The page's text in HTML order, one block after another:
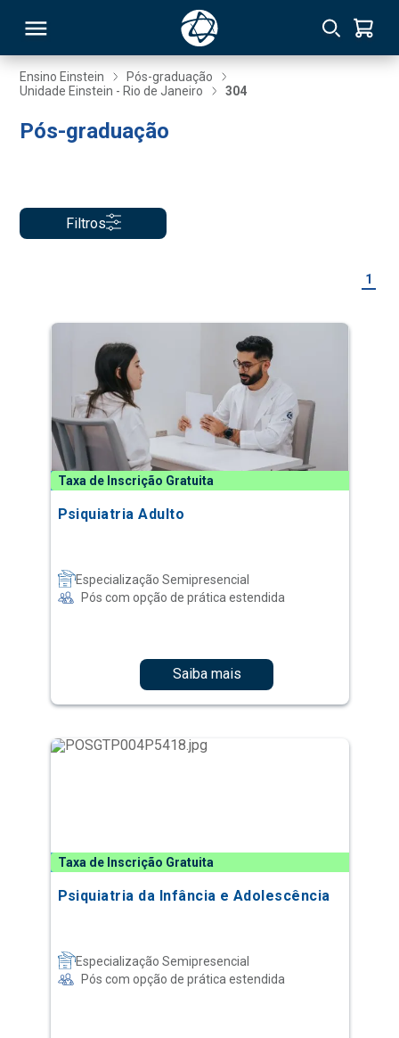
Ensino Einstein
Pós-graduação
Unidade Einstein - Rio de Janeiro
304
Pós-graduação
Filtros
1
Taxa de Inscrição Gratuita
Psiquiatria Adulto
Especialização Semipresencial
Pós com opção de prática estendida
Saiba mais
Taxa de Inscrição Gratuita
Psiquiatria da Infância e Adolescência
Especialização Semipresencial
Pós com opção de prática estendida